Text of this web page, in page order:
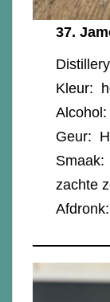
37.
Kleur:
Geur:
Smaak:
zachte